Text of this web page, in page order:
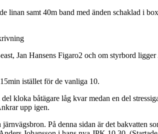
linan samt 40m band med änden schaklad i
Jan Hansens Figaro2 och om styrbord
istället för de vanliga 10.
kloka båtägare låg kvar medan en del
upp igen.
På denna sidan är det bakvatten